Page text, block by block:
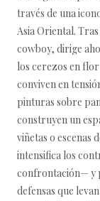
través de una
Asia Oriental.
cowboy, dirige
los cerezos en
conviven en
pinturas sobre
construyen un
viñetas o escenas
intensifica los
confrontación— y
defensas que